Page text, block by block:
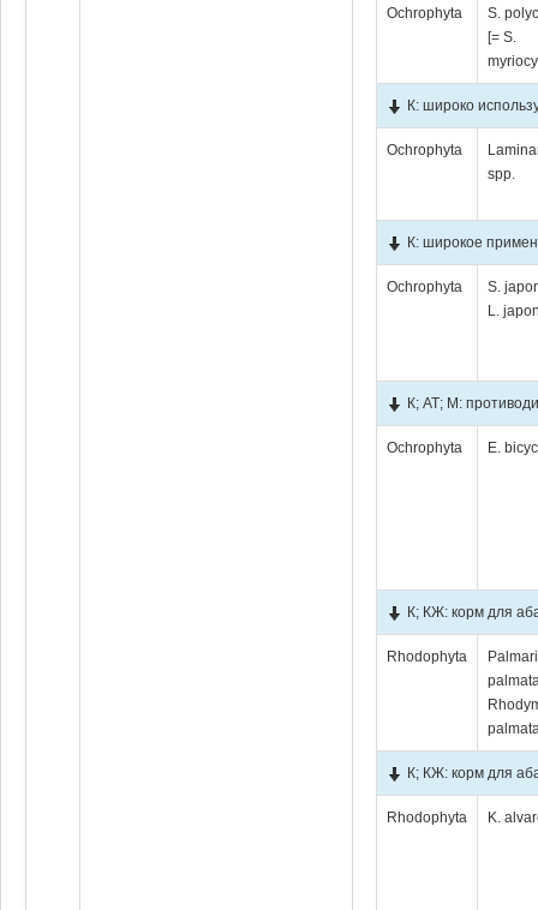
Ochrophyta
S.
[= S.
К: широко
Ochrophyta
spp.
К: широкое
Ochrophyta
S.
L.
К; АТ; М:
Ochrophyta E.
К; КЖ: корм для
Rhodophyta
К; КЖ: корм для
Rhodophyta K.